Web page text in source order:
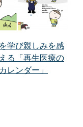
学び親しみを感
る「再生医療の
レンダー」